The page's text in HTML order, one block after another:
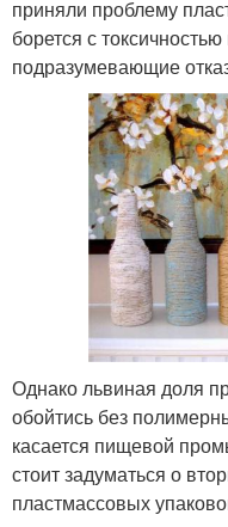
приняли проблему
борется с
подразумевающие
Однако львиная доля
обойтись без
касается пищевой
стоит задуматься о
пластмассовых